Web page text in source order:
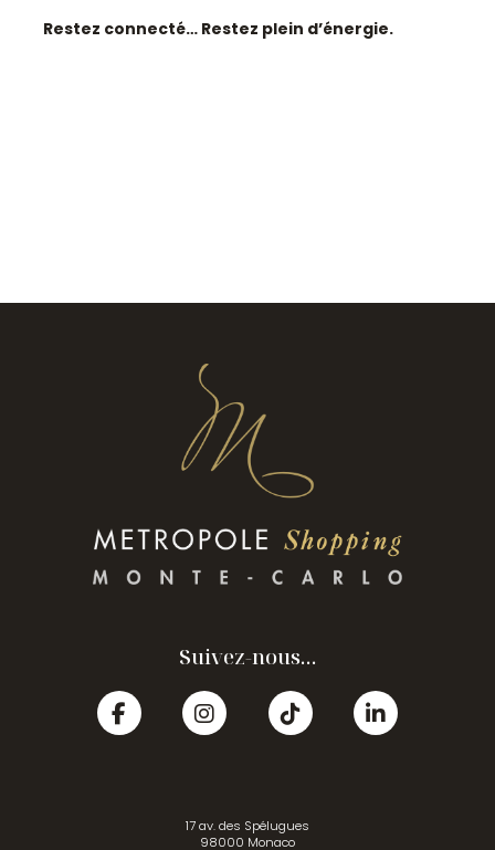
Restez connecté… Restez plein d’énergie.
Suivez-nous...
17 av. des Spélugues
98000 Monaco